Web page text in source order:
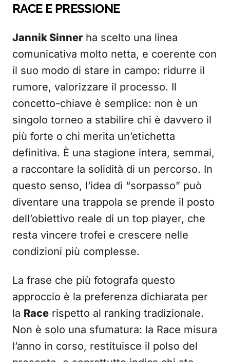
RACE E PRESSIONE
Jannik Sinner ha scelto una linea
comunicativa molto netta, e coerente con
il suo modo di stare in campo: ridurre il
rumore, valorizzare il processo. Il
concetto-chiave è semplice: non è un
singolo torneo a stabilire chi è davvero il
più forte o chi merita un’etichetta
definitiva. È una stagione intera, semmai,
a raccontare la solidità di un percorso. In
questo senso, l’idea di “sorpasso” può
diventare una trappola se prende il posto
dell’obiettivo reale di un top player, che
resta vincere trofei e crescere nelle
condizioni più complesse.
La frase che più fotografa questo
approccio è la preferenza dichiarata per
la Race rispetto al ranking tradizionale.
Non è solo una sfumatura: la Race misura
l’anno in corso, restituisce il polso del